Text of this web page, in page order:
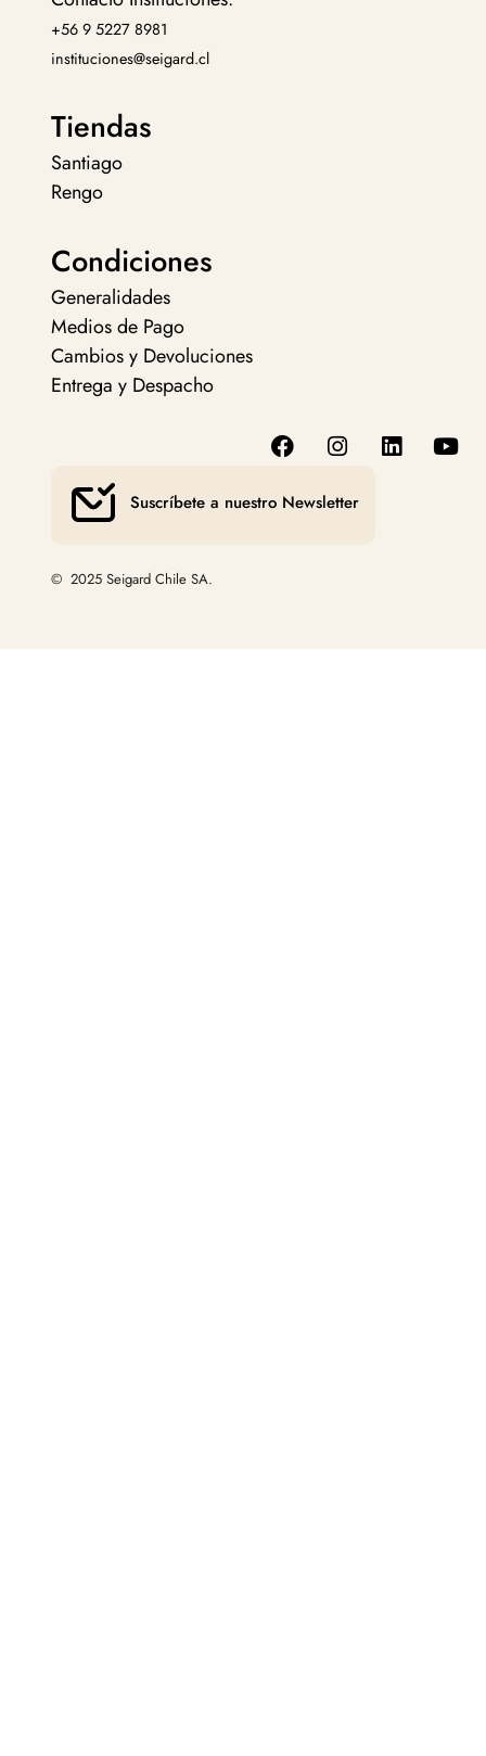
+56 9 5227 8981
instituciones@seigard.cl
Tiendas
Santiago
Rengo
Condiciones
Generalidades
Medios de Pago
Cambios y Devoluciones
Entrega y Despacho
Suscríbete a nuestro Newsletter
© 2025 Seigard Chile SA.